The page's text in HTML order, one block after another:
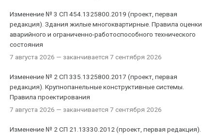
Изменение № 3 СП 454.1325800.2019 (проект, первая
редакция). Здания жилые многоквартирные. Правила оценки
аварийного и ограниченно-работоспособного технического
состояния
7 августа 2026 — заканчивается 7 сентября 2026
Изменение № 2 СП 335.1325800.2017 (проект, первая
редакция). Крупнопанельные конструктивные системы.
Правила проектирования
7 августа 2026 — заканчивается 7 сентября 2026
Изменение № 2 СП 21.13330.2012 (проект, первая редакция).